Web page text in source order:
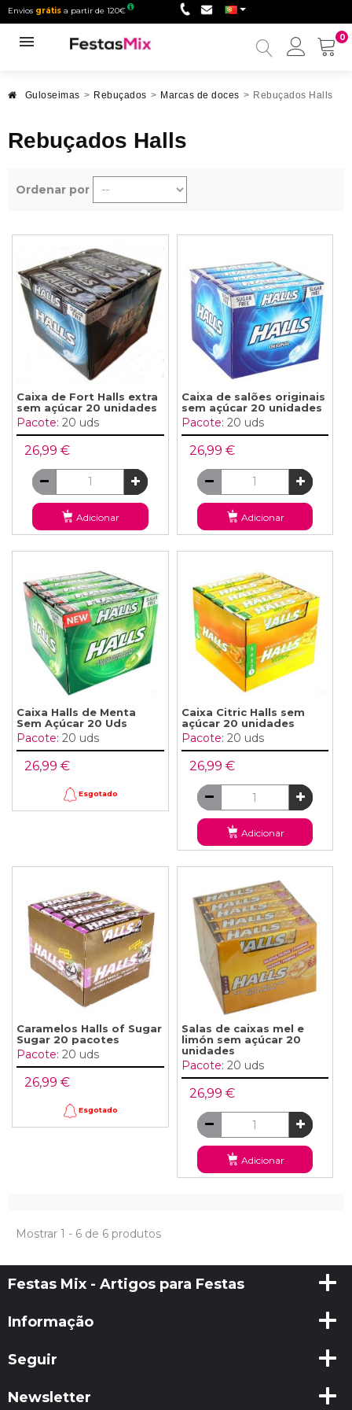
Envios grátis a partir de 120€
0
Minha
Guloseimas > Rebuçados > Marcas de doces > Rebuçados Halls
Rebuçados Halls
Ordenar por
Caixa de Fort Halls extra
sem açúcar 20 unidades
Pacote: 20 uds
26,99 €
Adicionar
Caixa de salões originais
sem açúcar 20 unidades
Pacote: 20 uds
26,99 €
Adicionar
Caixa Halls de Menta
Sem Açúcar 20 Uds
Pacote: 20 uds
26,99 €
Esgotado
Caixa Citric Halls sem
açúcar 20 unidades
Pacote: 20 uds
26,99 €
Adicionar
Caramelos Halls of Sugar
Sugar 20 pacotes
Pacote: 20 uds
26,99 €
Esgotado
Salas de caixas mel e
limón sem açúcar 20
unidades
Pacote: 20 uds
26,99 €
Adicionar
Mostrar 1 - 6 de 6 produtos
Festas Mix - Artigos para Festas
Informação
Seguir
Newsletter